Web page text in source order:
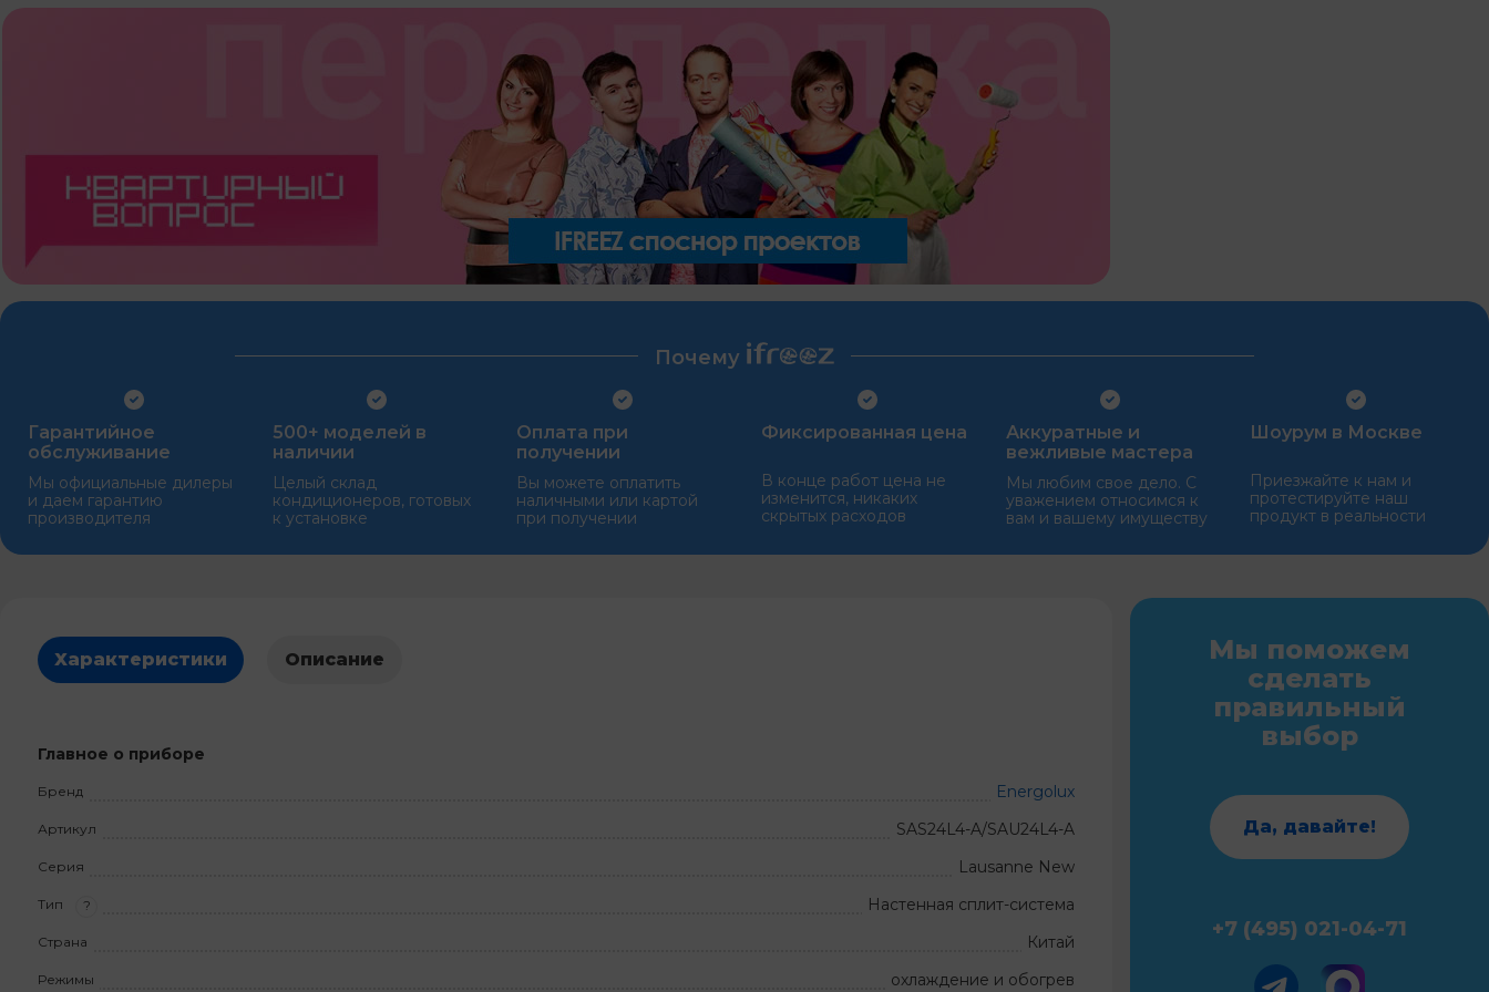
Почему
Гарантийное
обслуживание
Мы официальные дилеры
и даем гарантию
производителя
500+ моделей в
наличии
Целый склад
кондиционеров, готовых
к установке
Оплата при
получении
Вы можете оплатить
наличными или картой
при получении
Фиксированная цена
В конце работ цена не
изменится, никаких
скрытых расходов
Аккуратные и
вежливые мастера
Мы любим свое дело. С
уважением относимся к
вам и вашему имуществу
Шоурум в Москве
Приезжайте к нам и
протестируйте наш
продукт в реальности
Характеристики Описание
Главное о приборе
Бренд Energolux
Артикул SAS24L4-A/SAU24L4-A
Серия Lausanne New
Тип ? Настенная сплит-система
Страна Китай
Режимы охлаждение и обогрев
Мы поможем
сделать
правильный
выбор
Да, давайте!
+7 (495) 021-04-71